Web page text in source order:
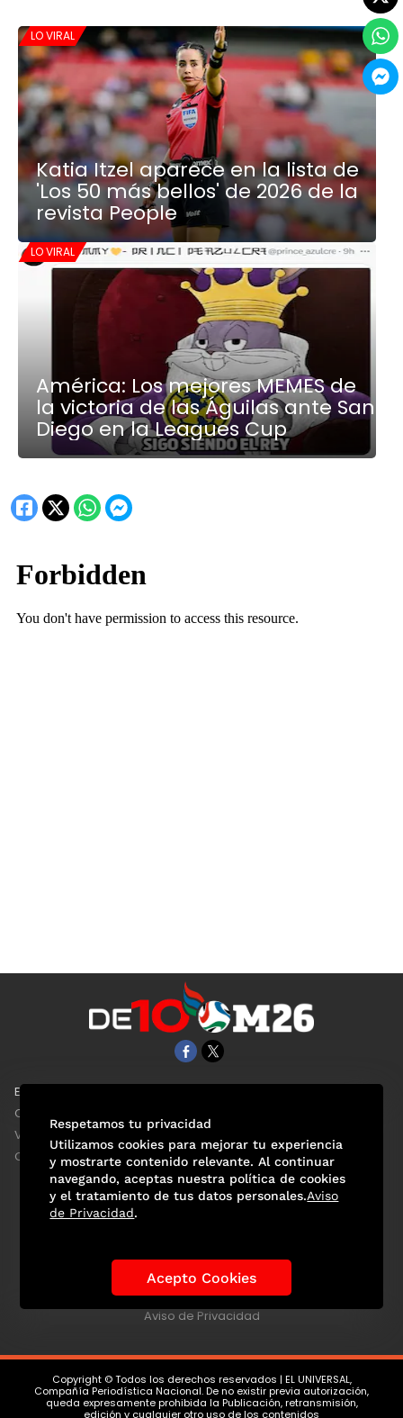
LO VIRAL
Katia Itzel aparece en la lista de
'Los 50 más bellos' de 2026 de la
revista People
LO VIRAL
América: Los mejores MEMES de
la victoria de las Águilas ante San
Diego en la Leagues Cup
EL UNIVERSAL
Clase
ViveUSA
Confabulario
Historia de los Mundiales Lo viral Anécdotas Mundialistas
Las Figuras Tendencias Directorio
Aviso de Privacidad
Copyright © Todos los derechos reservados | EL UNIVERSAL,
Compañía Periodística Nacional. De no existir previa autorización,
queda expresamente prohibida la Publicación, retransmisión,
edición y cualquier otro uso de los contenidos
Respetamos tu privacidad
Utilizamos cookies para mejorar tu experiencia
y mostrarte contenido relevante. Al continuar
navegando, aceptas nuestra política de cookies
y el tratamiento de tus datos personales.Aviso
de Privacidad.
Acepto Cookies